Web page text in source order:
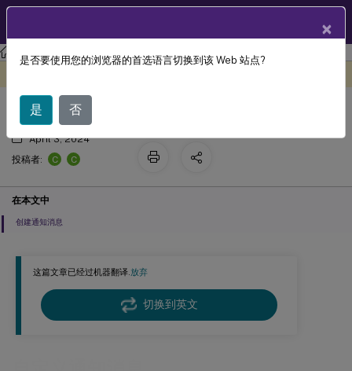
Session Recording Session Recording 2103
这篇文章已经过机器翻译.放弃
切换到英文
自定义通知消息
April 3, 2024
投稿者:
C C
在本文中
创建通知消息
×
是否要使用您的浏览器的首选语言切换到该 Web 站点?
是 否